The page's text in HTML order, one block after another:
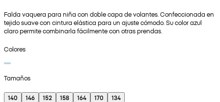
Falda vaquera para niña con doble capa de volantes. Confeccionada en
tejido suave con cintura elástica para un ajuste cómodo. Su color azul
claro permite combinarla fácilmente con otras prendas.
Colores
Tamaños
140 146 152 158 164 170
134